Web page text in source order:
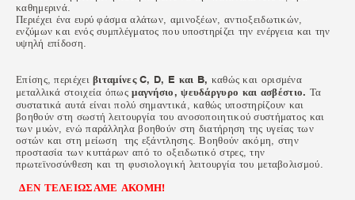
καθημερινά.
Περιέχει ένα ευρύ φάσμα αλάτων, αμινοξέων, αντιοξειδωτικών,
ενζύμων και ενός συμπλέγματος που υποστηρίζει την ενέργεια και την
υψηλή επίδοση.
Επίσης, περιέχειβιταμίνες C, D, E και B, καθώς και ορισμένα
μεταλλικά στοιχεία όπωςμαγνήσιο, ψευδάργυρο και ασβέστιο. Τα
συστατικά αυτά είναι πολύ σημαντικά, καθώς υποστηρίζουν και
βοηθούν στη σωστή λειτουργία του ανοσοποιητικού συστήματος και
των μυών, ενώ παράλληλα βοηθούν στη διατήρηση της υγείας των
οστών και στη μείωση της εξάντλησης. Βοηθούν ακόμη, στην
προστασία των κυττάρων από το οξειδωτικό στρες, την
πρωτεϊνοσύνθεση και τη φυσιολογική λειτουργία του μεταβολισμού.
ΔΕΝ ΤΕΛΕΙΩΣΑΜΕ ΑΚΟΜΗ!